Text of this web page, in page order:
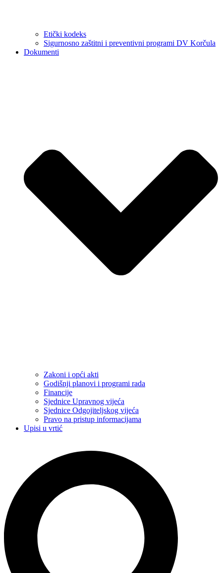
Etički kodeks
Sigurnosno zaštitni i preventivni programi DV Korčula
Dokumenti
Zakoni i opći akti
Godišnji planovi i programi rada
Financije
Sjednice Upravnog vijeća
Sjednice Odgojiteljskog vijeća
Pravo na pristup informacijama
Upisi u vrtić